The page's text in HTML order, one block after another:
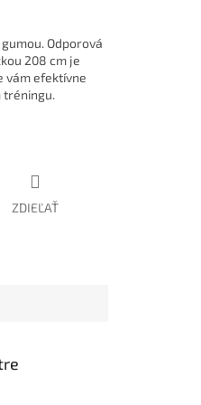
gumou. Odporová
208 cm je
vámefektívne
tréningu.
ZDIEĽAŤ